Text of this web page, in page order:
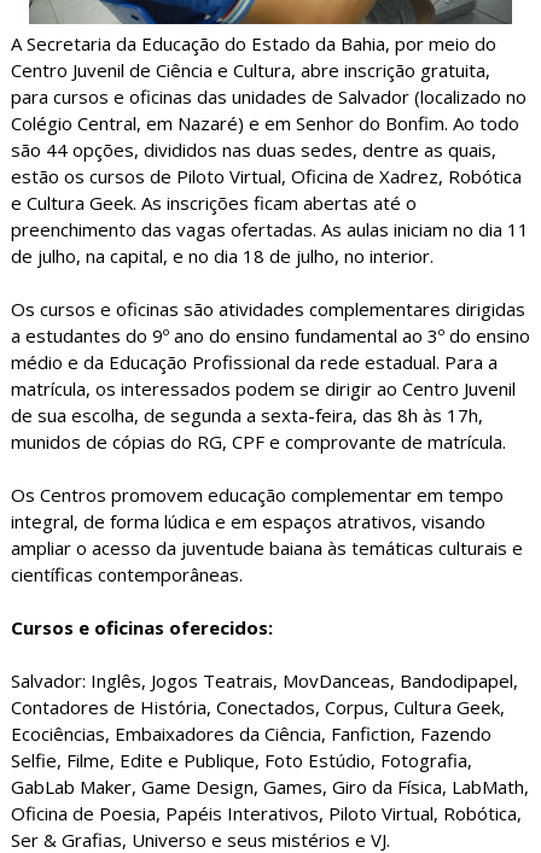
A Secretaria da Educação do Estado da Bahia, por meio do
Centro Juvenil de Ciência e Cultura, abre inscrição gratuita,
para cursos e oficinas das unidades de Salvador (localizado no
Colégio Central, em Nazaré) e em Senhor do Bonfim. Ao todo
são 44 opções, divididos nas duas sedes, dentre as quais,
estão os cursos de Piloto Virtual, Oficina de Xadrez, Robótica
e Cultura Geek. As inscrições ficam abertas até o
preenchimento das vagas ofertadas. As aulas iniciam no dia 11
de julho, na capital, e no dia 18 de julho, no interior.
Os cursos e oficinas são atividades complementares dirigidas
a estudantes do 9º ano do ensino fundamental ao 3º do ensino
médio e da Educação Profissional da rede estadual. Para a
matrícula, os interessados podem se dirigir ao Centro Juvenil
de sua escolha, de segunda a sexta-feira, das 8h às 17h,
munidos de cópias do RG, CPF e comprovante de matrícula.
Os Centros promovem educação complementar em tempo
integral, de forma lúdica e em espaços atrativos, visando
ampliar o acesso da juventude baiana às temáticas culturais e
científicas contemporâneas.
Cursos e oficinas oferecidos:
Salvador: Inglês, Jogos Teatrais, MovDanceas, Bandodipapel,
Contadores de História, Conectados, Corpus, Cultura Geek,
Ecociências, Embaixadores da Ciência, Fanfiction, Fazendo
Selfie, Filme, Edite e Publique, Foto Estúdio, Fotografia,
GabLab Maker, Game Design, Games, Giro da Física, LabMath,
Oficina de Poesia, Papéis Interativos, Piloto Virtual, Robótica,
Ser & Grafias, Universo e seus mistérios e VJ.